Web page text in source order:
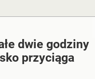
dwie godziny
przyciąga